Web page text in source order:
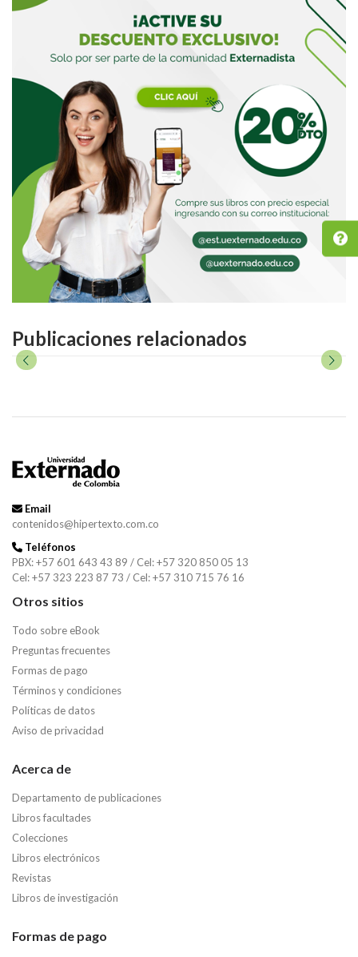
Publicaciones relacionados
Email
contenidos@hipertexto.com.co
Teléfonos
PBX: +57 601 643 43 89 / Cel: +57 320 850 05 13
Cel: +57 323 223 87 73 / Cel: +57 310 715 76 16
Otros sitios
Todo sobre eBook
Preguntas frecuentes
Formas de pago
Términos y condiciones
Políticas de datos
Aviso de privacidad
Acerca de
Departamento de publicaciones
Libros facultades
Colecciones
Libros electrónicos
Revistas
Libros de investigación
Formas de pago